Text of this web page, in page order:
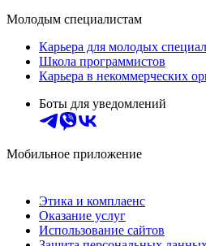
Молодым специалистам
Карьера для молодых
Школа программистов
Карьера в некоммерческих
Боты для уведомлений
Мобильное приложение
Этика и комплаенс
Оказание услуг
Использование сайтов